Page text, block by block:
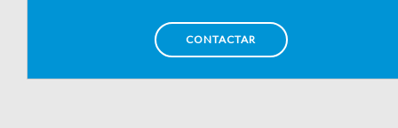
CONTACTAR